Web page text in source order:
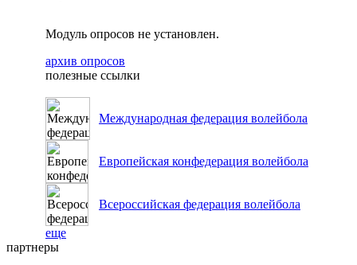
Модуль опросов не установлен.
архив опросов
полезные ссылки
Международная федерация волейбола
Европейская конфедерация волейбола
Всероссийская федерация волейбола
еще
партнеры